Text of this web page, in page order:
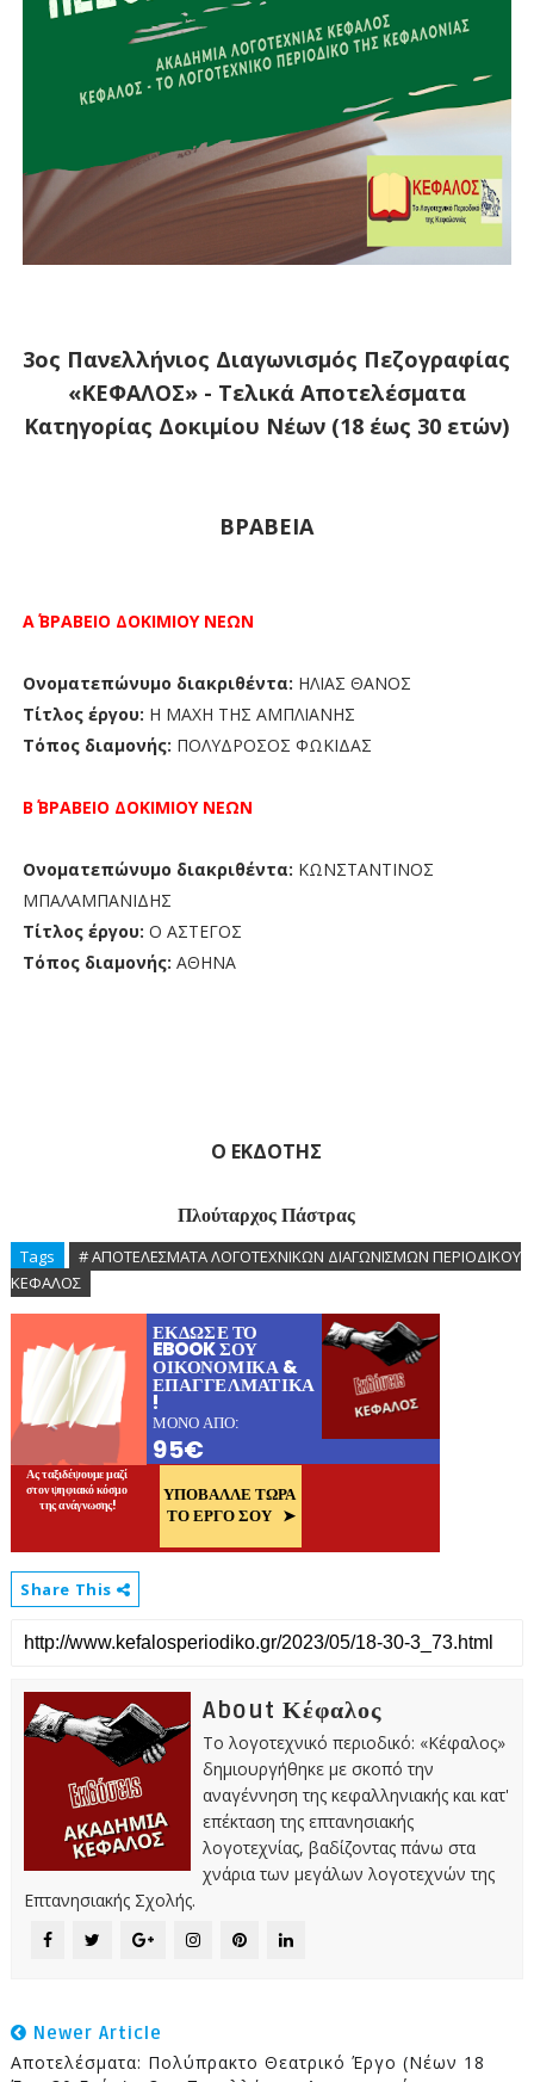
3ος Πανελλήνιος Διαγωνισμός Πεζογραφίας
«ΚΕΦΑΛΟΣ» - Τελικά Αποτελέσματα
Κατηγορίας Δοκιμίου Νέων (18 έως 30 ετών)
ΒΡΑΒΕΙΑ
Α΄ ΒΡΑΒΕΙΟ ΔΟΚΙΜΙΟΥ ΝΕΩΝ
Ονοματεπώνυμο διακριθέντα: ΗΛΙΑΣ ΘΑΝΟΣ
Τίτλος έργου: Η ΜΑΧΗ ΤΗΣ ΑΜΠΛΙΑΝΗΣ
Τόπος διαμονής: ΠΟΛΥΔΡΟΣΟΣ ΦΩΚΙΔΑΣ
Β΄ ΒΡΑΒΕΙΟ ΔΟΚΙΜΙΟΥ ΝΕΩΝ
Ονοματεπώνυμο διακριθέντα: ΚΩΝΣΤΑΝΤΙΝΟΣ
ΜΠΑΛΑΜΠΑΝΙΔΗΣ
Τίτλος έργου: Ο ΑΣΤΕΓΟΣ
Τόπος διαμονής: ΑΘΗΝΑ
Ο ΕΚΔΟΤΗΣ
Πλούταρχος Πάστρας
Tags
# ΑΠΟΤΕΛΕΣΜΑΤΑ ΛΟΓΟΤΕΧΝΙΚΩΝ ΔΙΑΓΩΝΙΣΜΩΝ ΠΕΡΙΟΔΙΚΟΥ
ΚΕΦΑΛΟΣ
Share This
About Κέφαλος
Το λογοτεχνικό περιοδικό: «Κέφαλος»
δημιουργήθηκε με σκοπό την
αναγέννηση της κεφαλληνιακής και κατ'
επέκταση της επτανησιακής
λογοτεχνίας, βαδίζοντας πάνω στα
χνάρια των μεγάλων λογοτεχνών της
Επτανησιακής Σχολής.
Newer Article
Αποτελέσματα: Πολύπρακτο Θεατρικό Έργο (Νέων 18